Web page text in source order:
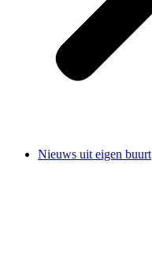
Nieuws uit eigen buurt